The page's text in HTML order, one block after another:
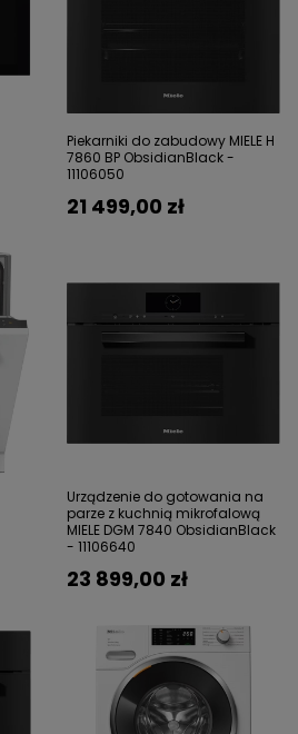
Piekarniki do zabudowy MIELE H
7860 BP ObsidianBlack -
11106050
21 499,00 zł
Urządzenie do gotowania na
parze z kuchnią mikrofalową
MIELE DGM 7840 ObsidianBlack
- 11106640
23 899,00 zł